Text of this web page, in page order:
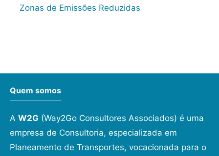
Zonas de Emissões Reduzidas
Quem somos
A W2G (Way2Go Consultores Associados) é uma
empresa de Consultoria, especializada em
Planeamento de Transportes, vocacionada para o